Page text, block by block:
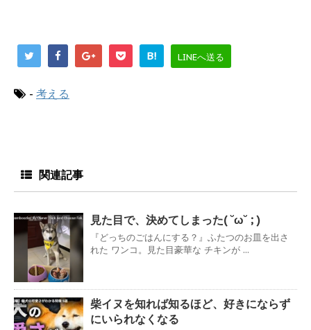
B! LINEへ送る
- 考える
関連記事
見た目で、決めてしまった( ˘ω˘ ; )
『どっちのごはんにする？』ふたつのお皿を出さ
れた ワンコ。見た目豪華な チキンが ...
柴イヌを知れば知るほど、好きにならず
にいられなくなる